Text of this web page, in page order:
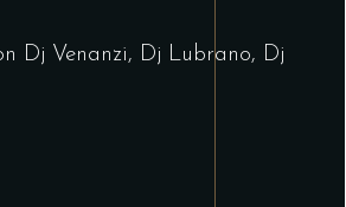
Dj Venanzi, Dj Lubrano, Dj